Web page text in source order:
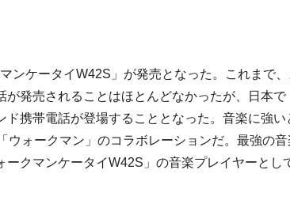
ンケータイW42S」が発売となった。これまで、
が発売されることはほとんどなかったが、日本で
ド携帯電話が登場することとなった。音楽に強い
ウォークマン」のコラボレーションだ。最強の音
ークマンケータイW42S」の音楽プレイヤーとし